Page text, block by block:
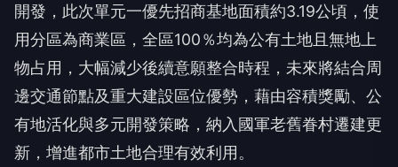
開發，此次單元一優先招商基地面積約3.19公頃，使
用分區為商業區，全區100％均為公有土地且無地上
物占用，大幅減少後續意願整合時程，未來將結合周
邊交通節點及重大建設區位優勢，藉由容積獎勵、公
有地活化與多元開發策略，納入國軍老舊眷村遷建更
新，增進都市土地合理有效利用。